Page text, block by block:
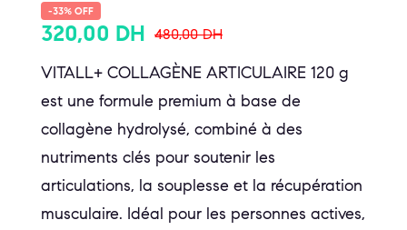
-33% OFF
480,00DH
320,00 DH
VITALL+ COLLAGÈNE ARTICULAIRE 120 g
est une formule premium à base de
collagène hydrolysé, combiné à des
nutriments clés pour soutenir les
articulations, la souplesse et la récupération
musculaire. Idéal pour les personnes actives,